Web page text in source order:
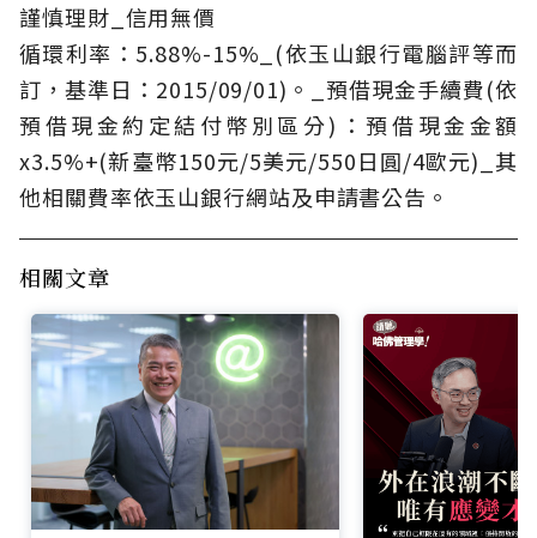
謹慎理財_信用無價
循環利率：5.88%-15%_(依玉山銀行電腦評等而
訂，基準日：2015/09/01)。_預借現金手續費(依
預借現金約定結付幣別區分)：預借現金金額
x3.5%+(新臺幣150元/5美元/550日圓/4歐元)_其
他相關費率依玉山銀行網站及申請書公告。
相關文章